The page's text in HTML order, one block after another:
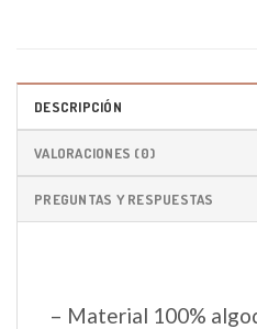
DESCRIPCIÓN
VALORACIONES (0)
PREGUNTAS Y RESPUESTAS
– Material 100%